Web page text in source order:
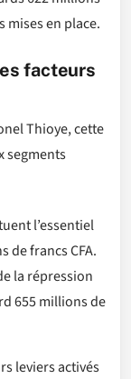
mises en place.
facteurs
Thioye, cette
segments
l’essentiel
de francs CFA.
la répression
655 millions de
leviers activés